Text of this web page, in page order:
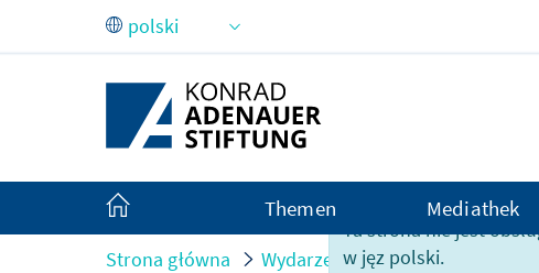
Skip to Main Content
Ta strona nie jest
w jęz polski.
Themen Mediathek
Strona główna Wydarzenia Tag der KAS